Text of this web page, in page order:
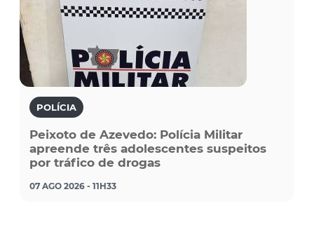
POLÍCIA
Peixoto de Azevedo: Polícia Militar
apreende três adolescentes suspeitos
por tráfico de drogas
07 AGO 2026 - 11H33